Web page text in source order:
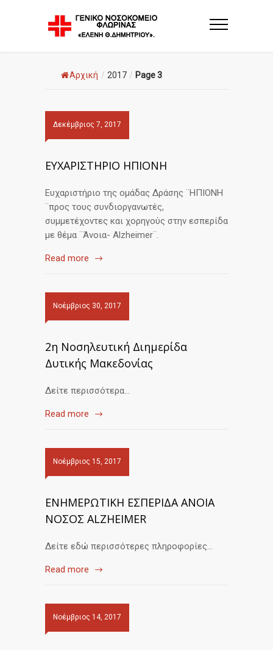
Αρχική / 2017 / Page 3
Δεκέμβριος 7, 2017
ΕΥΧΑΡΙΣΤΗΡΙΟ ΗΠΙΟΝΗ
Ευχαριστήριο της ομάδας Δράσης ¨ΗΠΙΟΝΗ
¨προς τους συνδιοργανωτές,
συμμετέχοντες και χορηγούς στην εσπερίδα
με θέμα ¨Άνοια- Alzheimer¨.
Read more
Νοέμβριος 30, 2017
2η Νοσηλευτική Διημερίδα
Δυτικής Μακεδονίας
Δείτε περισσότερα…
Read more
Νοέμβριος 15, 2017
ΕΝΗΜΕΡΩΤΙΚΗ ΕΣΠΕΡΙΔΑ ΑΝΟΙΑ
ΝΟΣΟΣ ALZHEIMER
Δείτε εδώ περισσότερες πληροφορίες…
Read more
Νοέμβριος 14, 2017